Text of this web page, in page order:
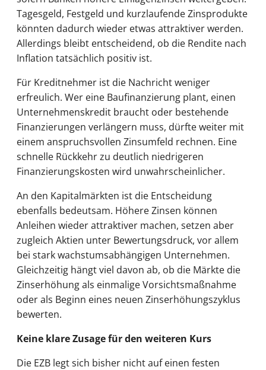
Tagesgeld, Festgeld und kurzlaufende Zinsprodukte
könnten dadurch wieder etwas attraktiver werden.
Allerdings bleibt entscheidend, ob die Rendite nach
Inflation tatsächlich positiv ist.
Für Kreditnehmer ist die Nachricht weniger
erfreulich. Wer eine Baufinanzierung plant, einen
Unternehmenskredit braucht oder bestehende
Finanzierungen verlängern muss, dürfte weiter mit
einem anspruchsvollen Zinsumfeld rechnen. Eine
schnelle Rückkehr zu deutlich niedrigeren
Finanzierungskosten wird unwahrscheinlicher.
An den Kapitalmärkten ist die Entscheidung
ebenfalls bedeutsam. Höhere Zinsen können
Anleihen wieder attraktiver machen, setzen aber
zugleich Aktien unter Bewertungsdruck, vor allem
bei stark wachstumsabhängigen Unternehmen.
Gleichzeitig hängt viel davon ab, ob die Märkte die
Zinserhöhung als einmalige Vorsichtsmaßnahme
oder als Beginn eines neuen Zinserhöhungszyklus
bewerten.
Keine klare Zusage für den weiteren Kurs
Die EZB legt sich bisher nicht auf einen festen